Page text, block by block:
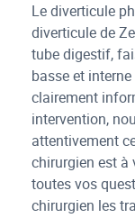
Le diverticule
diverticule de
tube digestif,
basse et
clairement
intervention,
attentivement
chirurgien est à
toutes vos
chirurgien les